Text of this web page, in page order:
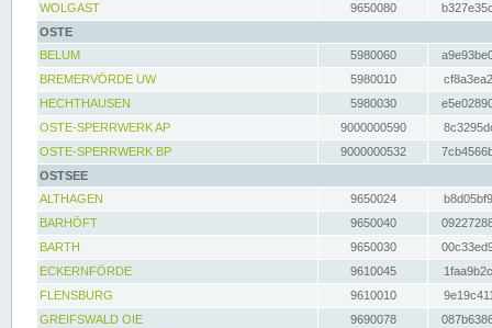
WOLGAST
9650080
OSTE
BELUM
5980060
BREMERVÖRDE UW
5980010
HECHTHAUSEN
5980030
OSTE-SPERRWERK AP
9000000590
OSTE-SPERRWERK BP
9000000532
OSTSEE
ALTHAGEN
9650024
BARHÖFT
9650040
BARTH
9650030
ECKERNFÖRDE
9610045
FLENSBURG
9610010
GREIFSWALD OIE
9690078